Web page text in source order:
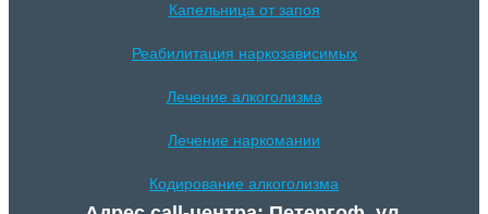
Капельница от запоя
Реабилитация наркозависимых
Лечение алкоголизма
Лечение наркомании
Кодирование алкоголизма